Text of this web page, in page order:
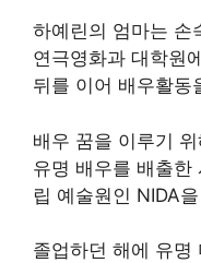
하예린의 엄마는 손
연극영화과 대학원
뒤를 이어 배우활동
배우 꿈을 이루기
유명 배우를 배출한
립 예술원인 NIDA
졸업하던 해에 유명